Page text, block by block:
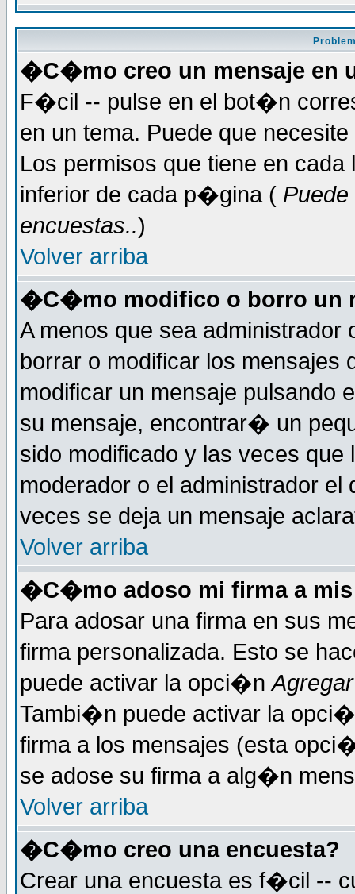
�C�mo creo un mensaje en
F�cil -- pulse en el bot�n
en un tema. Puede que
Los permisos que tiene en
inferior de cada p�gina (
encuestas..)
Volver arriba
�C�mo modifico o borro un
A menos que sea
borrar o modificar los mensajes
modificar un mensaje pulsando
su mensaje, encontrar� un
sido modificado y las veces
moderador o el administrador
veces se deja un mensaje
Volver arriba
�C�mo adoso mi firma a mis
Para adosar una firma en sus
firma personalizada. Esto se
puede activar la opci�n
Tambi�n puede activar la
firma a los mensajes (esta
se adose su firma a alg�n
Volver arriba
�C�mo creo una encuesta?
Crear una encuesta es f�cil --